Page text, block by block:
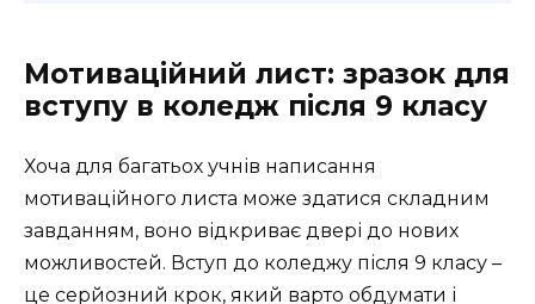
Мотиваційний лист: зразок для
вступу в коледж після 9 класу
Хоча для багатьох учнів написання
мотиваційного листа може здатися складним
завданням, воно відкриває двері до нових
можливостей. Вступ до коледжу після 9 класу –
це серйозний крок, який варто обдумати і